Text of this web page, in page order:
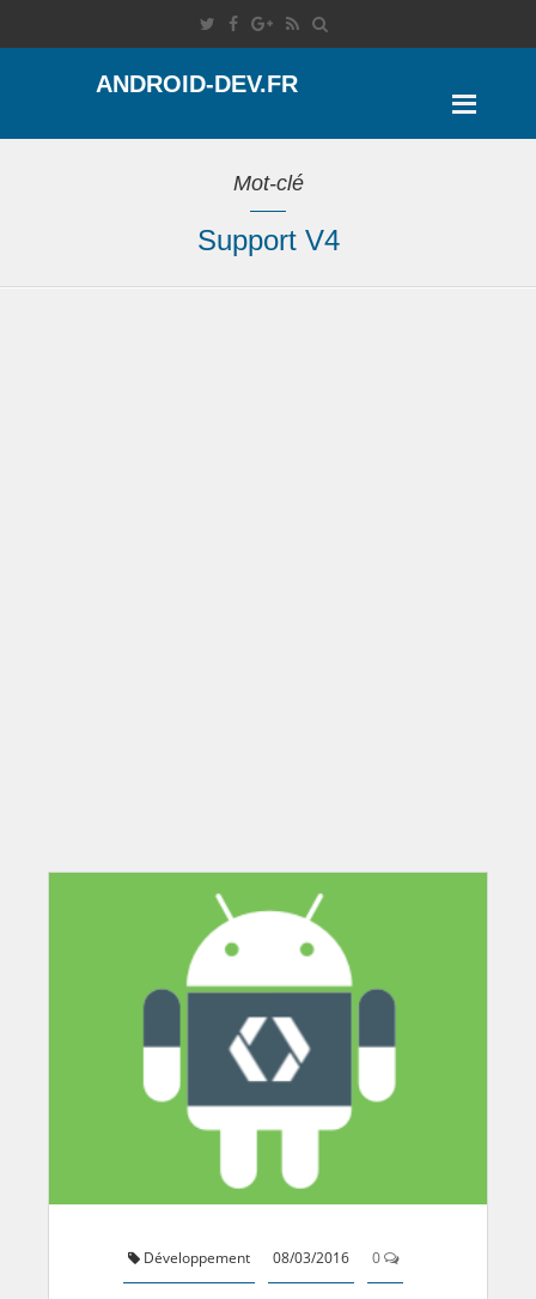
ANDROID-DEV.FR
Mot-clé
Support V4
Développement 08/03/2016 0